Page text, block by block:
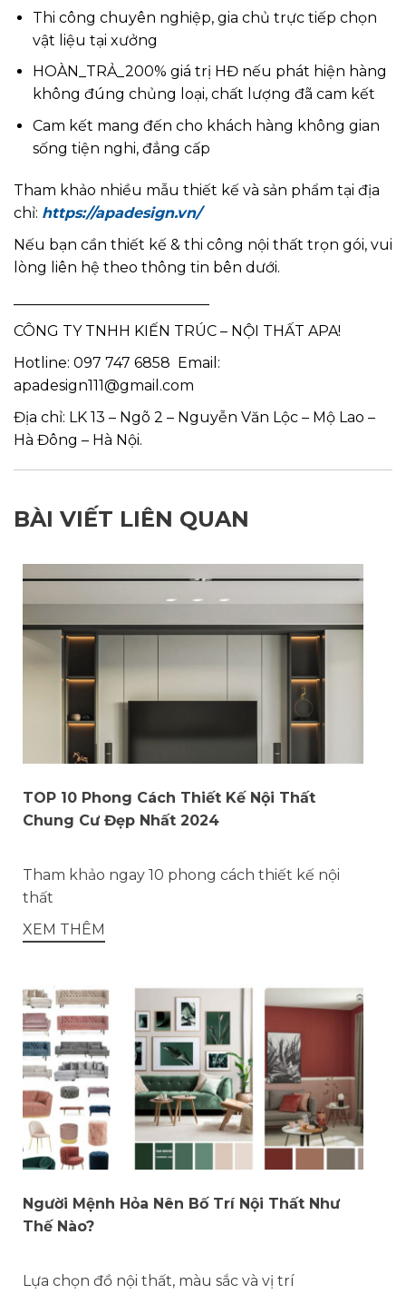
Thi công chuyên nghiệp, gia chủ trực tiếp chọn
vật liệu tại xưởng
HOÀN_TRẢ_200% giá trị HĐ nếu phát hiện hàng
không đúng chủng loại, chất lượng đã cam kết
Cam kết mang đến cho khách hàng không gian
sống tiện nghi, đẳng cấp
Tham khảo nhiều mẫu thiết kế và sản phẩm tại địa
chỉ: https://apadesign.vn/
Nếu bạn cần thiết kế & thi công nội thất trọn gói, vui
lòng liên hệ theo thông tin bên dưới.
CÔNG TY TNHH KIẾN TRÚC – NỘI THẤT APA!
Hotline: 097 747 6858 Email:
apadesign111@gmail.com
Địa chỉ: LK 13 – Ngõ 2 – Nguyễn Văn Lộc – Mộ Lao –
Hà Đông – Hà Nội.
BÀI VIẾT LIÊN QUAN
TOP 10 Phong Cách Thiết Kế Nội Thất
Chung Cư Đẹp Nhất 2024
Tham khảo ngay 10 phong cách thiết kế nội
thất
XEM THÊM
Người Mệnh Hỏa Nên Bố Trí Nội Thất Như
Thế Nào?
Lựa chọn đồ nội thất, màu sắc và vị trí